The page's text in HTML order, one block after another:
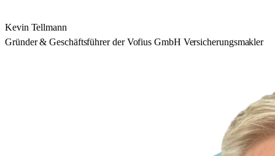
Kevin Tellmann
Gründer & Geschäftsführer der Vofius GmbH Versicherungsmakler